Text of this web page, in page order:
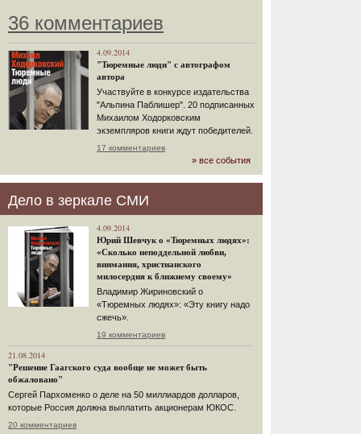
36 комментариев
4.09.2014
"Тюремные люди" с автографом
автора
Участвуйте в конкурсе издательства
"Альпина Паблишер". 20 подписанных
Михаилом Ходорковским
экземпляров книги ждут победителей.
17 комментариев
» все события
Дело в зеркале СМИ
4.09.2014
Юрий Шевчук о «Тюремных людях»:
«Сколько неподдельной любви,
внимания, христианского
милосердия к ближнему своему»
Владимир Жириновский о
«Тюремных людях»: «Эту книгу надо
сжечь».
19 комментариев
21.08.2014
"Решение Гаагского суда вообще не может быть
обжаловано"
Сергей Пархоменко о деле на 50 миллиардов долларов,
которые Россия должна выплатить акционерам ЮКОС.
20 комментариев